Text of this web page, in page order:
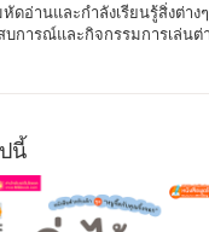
หัดอ่านและกำลังเรียนรู้สิ่งต่
บการณ์และกิจกรรมการเล่นต่
นี้